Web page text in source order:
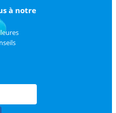
à notre